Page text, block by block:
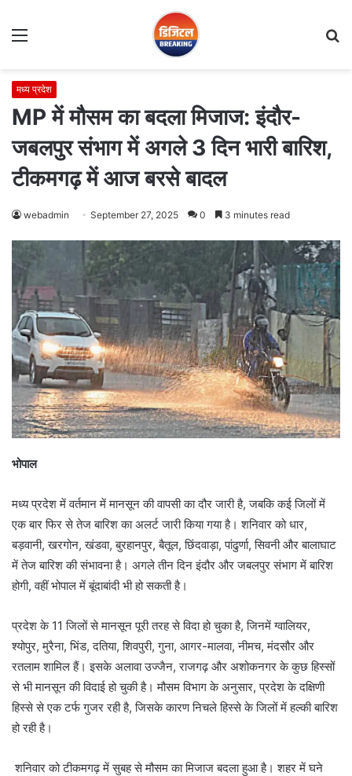
Menu
मध्य प्रदेश
MP में मौसम का बदला मिजाज: इंदौर-
जबलपुर संभाग में अगले 3 दिन भारी बारिश,
टीकमगढ़ में आज बरसे बादल
webadmin September 27, 2025 0 3 minutes read
भोपाल
मध्य प्रदेश में वर्तमान में मानसून की वापसी का दौर जारी है, जबकि कई जिलों में
एक बार फिर से तेज बारिश का अलर्ट जारी किया गया है। शनिवार को धार,
बड़वानी, खरगोन, खंडवा, बुरहानपुर, बैतूल, छिंदवाड़ा, पांढुर्णा, सिवनी और बालाघाट
में तेज बारिश की संभावना है। अगले तीन दिन इंदौर और जबलपुर संभाग में बारिश
होगी, वहीं भोपाल में बूंदाबांदी भी हो सकती है।
प्रदेश के 11 जिलों से मानसून पूरी तरह से विदा हो चुका है, जिनमें ग्वालियर,
श्योपुर, मुरैना, भिंड, दतिया, शिवपुरी, गुना, आगर-मालवा, नीमच, मंदसौर और
रतलाम शामिल हैं। इसके अलावा उज्जैन, राजगढ़ और अशोकनगर के कुछ हिस्सों
से भी मानसून की विदाई हो चुकी है। मौसम विभाग के अनुसार, प्रदेश के दक्षिणी
हिस्से से एक टर्फ गुजर रही है, जिसके कारण निचले हिस्से के जिलों में हल्की बारिश
हो रही है।
शनिवार को टीकमगढ़ में सुबह से मौसम का मिजाज बदला हुआ है। शहर में घने